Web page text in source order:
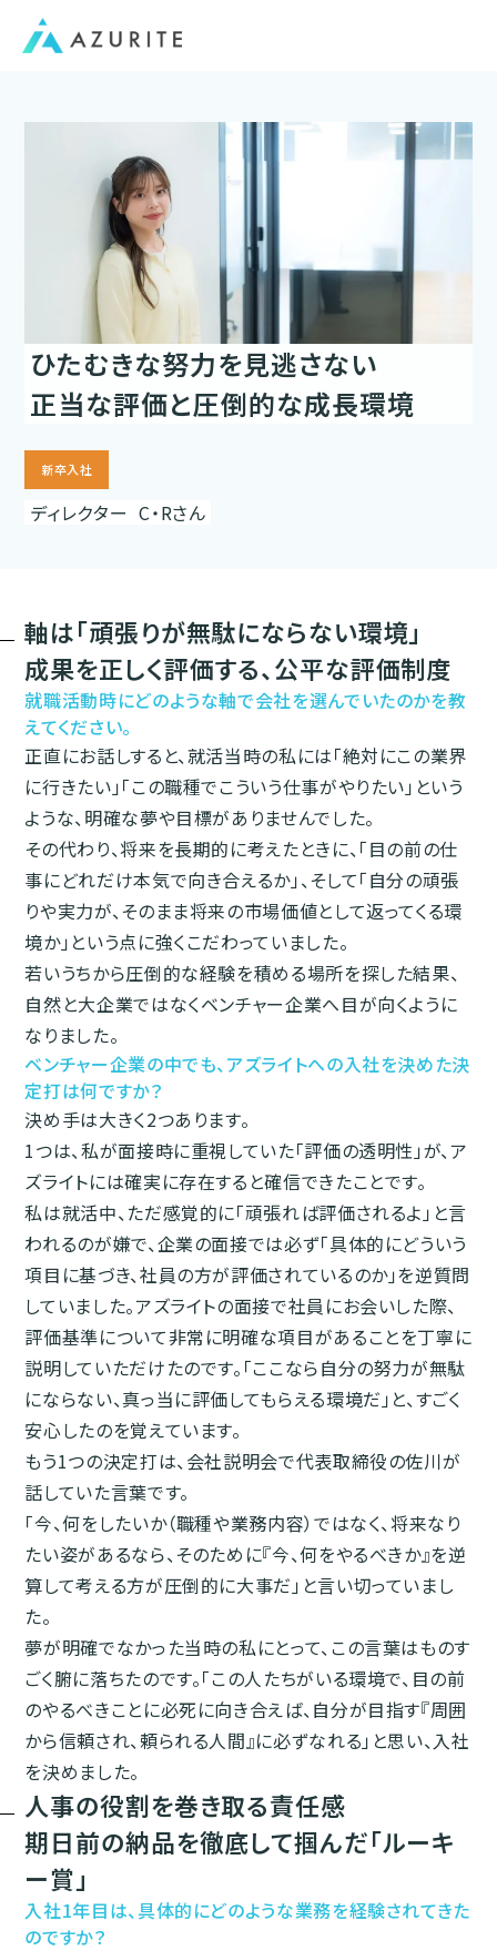
ひたむきな努力を見逃さない
正当な評価と圧倒的な成長環境
新卒入社
ディレクター C・Rさん
軸は「頑張りが無駄にならない環境」
成果を正しく評価する、公平な評価制度
就職活動時にどのような軸で会社を選んでいたのかを教
えてください。
正直にお話しすると、就活当時の私には「絶対にこの業界
に行きたい」「この職種でこういう仕事がやりたい」という
ような、明確な夢や目標がありませんでした。
その代わり、将来を長期的に考えたときに、「目の前の仕
事にどれだけ本気で向き合えるか」、そして「自分の頑張
りや実力が、そのまま将来の市場価値として返ってくる環
境か」という点に強くこだわっていました。
若いうちから圧倒的な経験を積める場所を探した結果、
自然と大企業ではなくベンチャー企業へ目が向くように
なりました。
ベンチャー企業の中でも、アズライトへの入社を決めた決
定打は何ですか？
決め手は大きく2つあります。
1つは、私が面接時に重視していた「評価の透明性」が、ア
ズライトには確実に存在すると確信できたことです。
私は就活中、ただ感覚的に「頑張れば評価されるよ」と言
われるのが嫌で、企業の面接では必ず「具体的にどういう
項目に基づき、社員の方が評価されているのか」を逆質問
していました。アズライトの面接で社員にお会いした際、
評価基準について非常に明確な項目があることを丁寧に
説明していただけたのです。「ここなら自分の努力が無駄
にならない、真っ当に評価してもらえる環境だ」と、すごく
安心したのを覚えています。
もう1つの決定打は、会社説明会で代表取締役の佐川が
話していた言葉です。
「今、何をしたいか（職種や業務内容）ではなく、将来なり
たい姿があるなら、そのために『今、何をやるべきか』を逆
算して考える方が圧倒的に大事だ」と言い切っていまし
た。
夢が明確でなかった当時の私にとって、この言葉はものす
ごく腑に落ちたのです。「この人たちがいる環境で、目の前
のやるべきことに必死に向き合えば、自分が目指す『周囲
から信頼され、頼られる人間』に必ずなれる」と思い、入社
を決めました。
人事の役割を巻き取る責任感
期日前の納品を徹底して掴んだ「ルーキ
ー賞」
入社1年目は、具体的にどのような業務を経験されてきた
のですか？